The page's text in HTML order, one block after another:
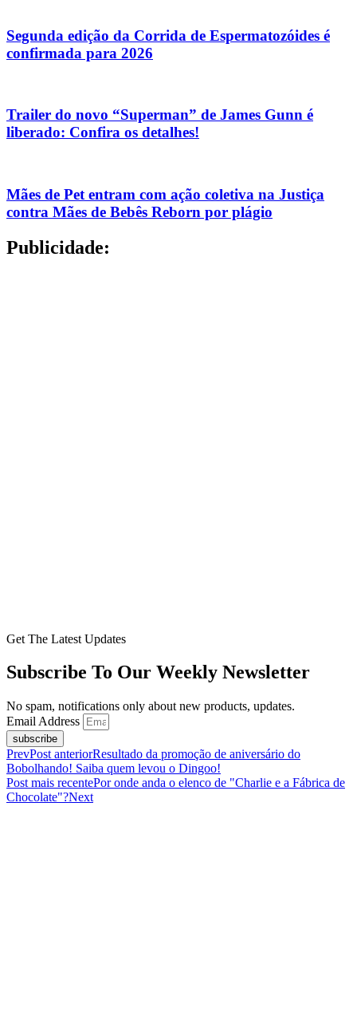
Segunda edição da Corrida de Espermatozóides é
confirmada para 2026
Trailer do novo “Superman” de James Gunn é
liberado: Confira os detalhes!
Mães de Pet entram com ação coletiva na Justiça
contra Mães de Bebês Reborn por plágio
Publicidade:
Get The Latest Updates
Subscribe To Our Weekly Newsletter
No spam, notifications only about new products, updates.
Email Address
subscribe
PrevPost anteriorResultado da promoção de aniversário do
Bobolhando! Saiba quem levou o Dingoo!
Post mais recentePor onde anda o elenco de "Charlie e a Fábrica de
Chocolate"?Next